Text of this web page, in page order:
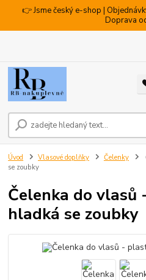
👉 Jsme český e-shop |
Doprava
Úvod Vlasové doplňky Čelenky
se zoubky
Čelenka do vlasů
hladká se zoubky